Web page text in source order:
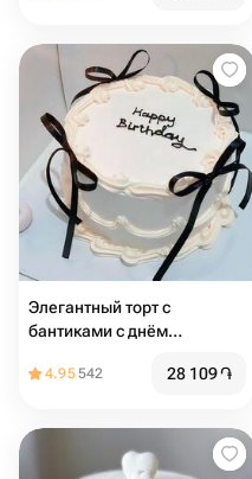
Элегантный торт с
бантиками с днём
4.95542 28 109֏